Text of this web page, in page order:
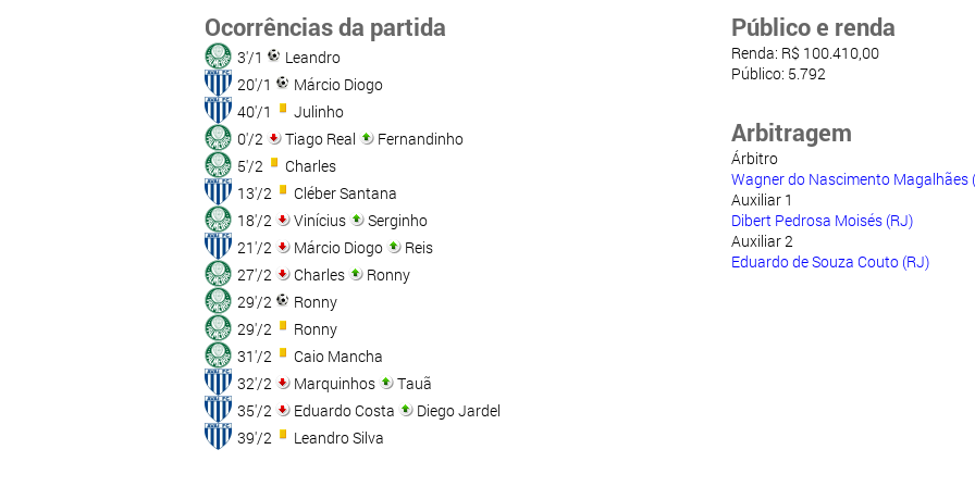
Ocorrências da partida
3'/1
Leandro
20'/1
Márcio Diogo
40'/1
Julinho
0'/2
Tiago Real
Fernandinho
5'/2
Charles
13'/2
Cléber Santana
18'/2
Vinícius
Serginho
21'/2
Márcio Diogo
Reis
27'/2
Charles
Ronny
29'/2
Ronny
29'/2
Ronny
31'/2
Caio Mancha
32'/2
Marquinhos
Tauã
35'/2
Eduardo Costa
Diego Jardel
39'/2
Leandro Silva
Público e renda
Renda: R$ 100.410,00
Público: 5.792
Arbitragem
Árbitro
Wagner do Nascimento Magalhães
Auxiliar 1
Dibert Pedrosa Moisés (RJ)
Auxiliar 2
Eduardo de Souza Couto (RJ)